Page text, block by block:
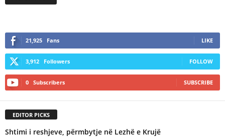
21,925 Fans LIKE
3,912 Followers FOLLOW
0 Subscribers SUBSCRIBE
EDITOR PICKS
Shtimi i reshjeve, përmbytje në Lezhë e Krujë